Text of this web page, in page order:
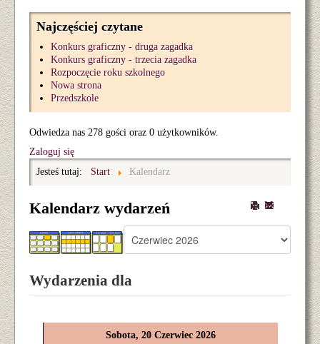
Najczęściej czytane
Konkurs graficzny - druga zagadka
Konkurs graficzny - trzecia zagadka
Rozpoczęcie roku szkolnego
Nowa strona
Przedszkole
Odwiedza nas 278 gości oraz 0 użytkowników.
Zaloguj się
Jesteś tutaj:
Start Kalendarz
Kalendarz wydarzeń
Wydarzenia dla
Sobota, 20 Czerwiec 2026